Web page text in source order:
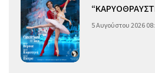
5 Αυγούστου 2026